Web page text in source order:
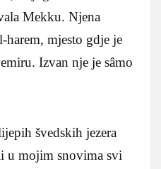
Mekku. Njena
harem, mjesto gdje je
Izvan nje je sâmo
švedskih jezera
u mojim snovima svi